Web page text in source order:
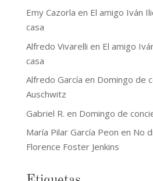
Emy Cazorla en El amigo Iván
casa
Alfredo Vivarelli en El amigo
casa
Alfredo García en Domingo de
Auschwitz
Gabriel R. en Domingo de
María Pilar García Peon en No
Florence Foster Jenkins